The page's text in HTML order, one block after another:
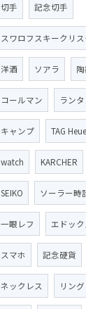
切手 記念切手
スワロフスキークリ
洋酒 ソアラ
コールマン ラン
キャンプ TAG
watch KARCHER
SEIKO ソーラー時
一眼レフ エドック
スマホ 記念硬貨
ネックレス リング